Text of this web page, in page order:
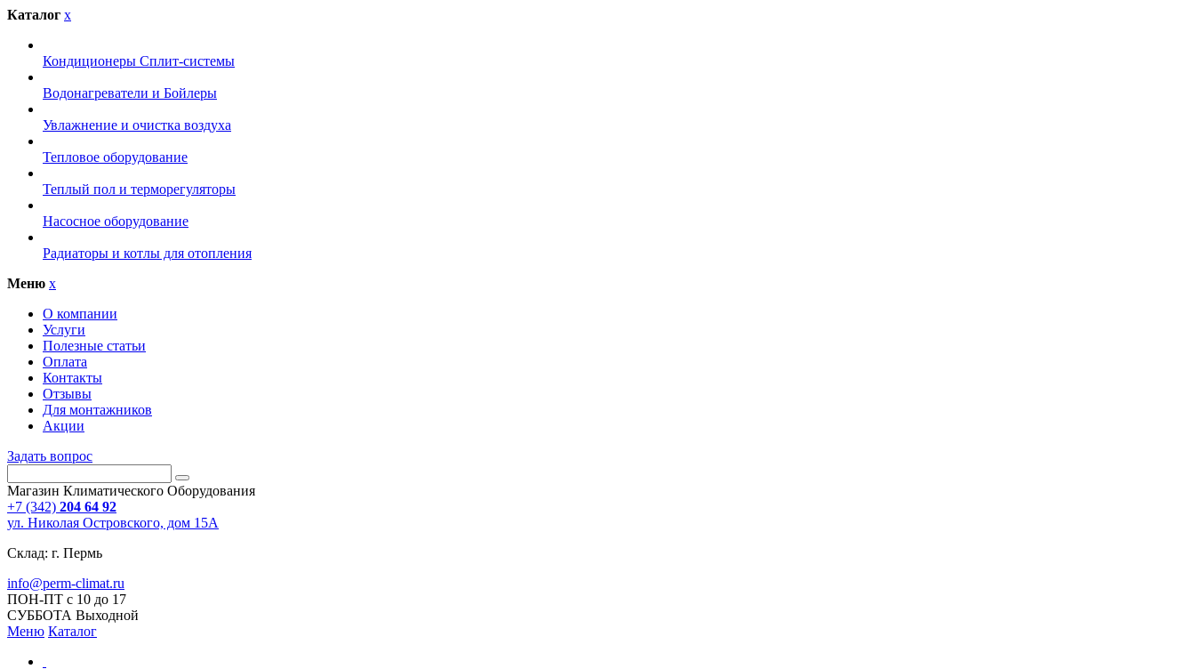
Каталог x
Кондиционеры Сплит-системы
Водонагреватели и Бойлеры
Увлажнение и очистка воздуха
Тепловое оборудование
Теплый пол и терморегуляторы
Насосное оборудование
Радиаторы и котлы для отопления
Меню x
О компании
Услуги
Полезные статьи
Оплата
Контакты
Отзывы
Для монтажников
Акции
Задать вопрос
Магазин Климатического Оборудования
+7 (342) 204 64 92
ул. Николая Островского, дом 15А
Склад: г. Пермь
info@perm-climat.ru
ПОН-ПТ с 10 до 17
СУББОТА Выходной
Меню Каталог